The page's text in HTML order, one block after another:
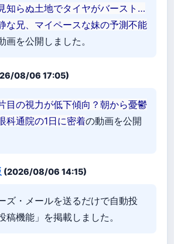
知らぬ土地でタイヤがバースト…
な兄、マイペースな妹の予測不能
画を公開しました。
08/06 17:05)
目の視力が低下傾向？朝から憂鬱
科通院の1日に密着の動画を公開
(2026/08/06 14:15)
ズ・メールを送るだけで自動投
稿機能」を掲載しました。